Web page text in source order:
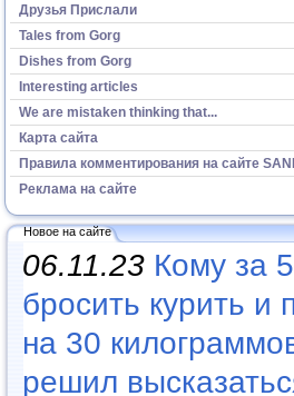
Друзья Прислали
Tales from Gorg
Dishes from Gorg
Interesting articles
We are mistaken thinking that...
Карта сайта
Правила комментирования на сайте
Реклама на сайте
Новое на сайте
06.11.23 Кому за
бросить курить и
на 30
решил